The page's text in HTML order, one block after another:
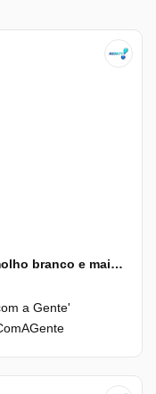
Fica com a Gente: Penne ao molho branco e mais (06/08/26) | Completo
a Gente'